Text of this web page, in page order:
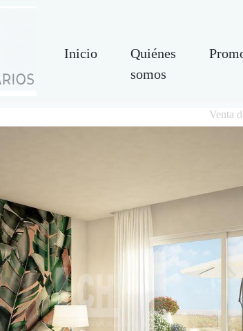
Inicio
Quiénes
somos
Venta